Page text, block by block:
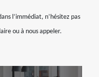
l’immédiat, n’hésitez pas
ou à nous appeler.